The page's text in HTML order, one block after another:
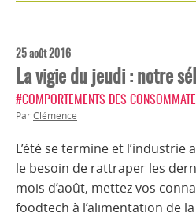
25 août 2016
La vigie du jeudi : notre
#COMPORTEMENTS DES
ParClémence
L’été se termine et
le besoin de rattraper les
mois d’août, mettez vos
foodtech à l’alimentation de